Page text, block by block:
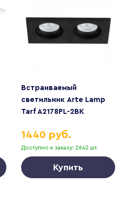
Встраиваемый
светильник Arte Lamp
Tarf A2178PL-2BK
Доступно к заказу: 2642 шт.
1440 руб.
Купить